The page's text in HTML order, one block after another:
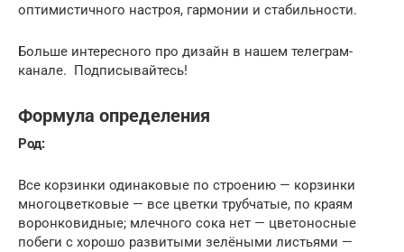
оптимистичного настроя, гармонии и стабильности.
Больше интересного про дизайн в нашем телеграм-
канале. Подписывайтесь!
Формула определения
Род:
Все корзинки одинаковые по строению — корзинки
многоцветковые — все цветки трубчатые, по краям
воронковидные; млечного сока нет — цветоносные
побеги с хорошо развитыми зелёными листьями —